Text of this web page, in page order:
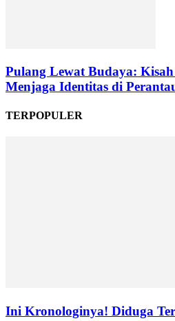
Pulang Lewat Budaya:
Menjaga Identitas di
TERPOPULER
Ini Kronologinya! Diduga